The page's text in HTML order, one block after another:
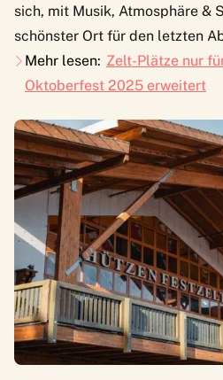
sich, mit Musik, Atmosphäre &
schönster Ort für den letzten
Mehr lesen: Zelt-Plätze nur
Oktoberfest 2025 erweitert